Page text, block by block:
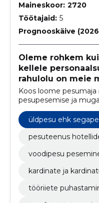
Maineskoor: 2720
Töötajaid: 5
Prognooskäive
Oleme rohkem
kellele
rahulolu on meie
Koos loome
pesupesemise ja
pakkudes neid nii
tavaklientidele.
üldpesu ehk
pesuteenus
voodipesu
kardinate ja
tööriiete